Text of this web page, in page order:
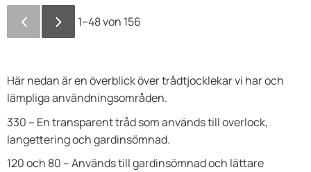
1–48von 156
Här nedan är en överblick över trådtjocklekar vi har och
lämpliga användningsområden.
330 – En transparent tråd som används till overlock,
langettering och gardinsömnad.
120 och 80 – Används till gardinsömnad och lättare